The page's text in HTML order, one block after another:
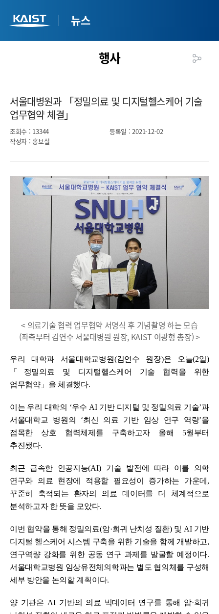
뉴스
행사
서울대병원과 「정밀의료 및 디지털헬스케어 기술
업무협약 체결」​
조회수 : 13344 등록일 : 2021-12-02
작성자 : 홍보실
< 의료기술 협력 업무협약 서명식 후 기념촬영 하는 모습
(좌측부터 김연수 서울대병원 원장, KAIST 이광형 총장) >
우리 대학과 서울대학교병원(김연수 원장)은 오늘(2일)
「 정밀의료 및 디지털헬스케어 기술 협력을 위한
업무협약」 을 체결했다.
이는 우리 대학의 ‘우수 AI 기반 디지털 및 정밀의료 기술’과
서울대학교 병원의 ‘최신 의료 기반 임상 연구 역량’을
접목한 상호 협력체제를 구축하고자 올해 5월부터
추진됐다.
최근 급속한 인공지능(AI) 기술 발전에 따라 이를 의학
연구와 의료 현장에 적용할 필요성이 증가하는 가운데 ,
꾸준히 축적되는 환자의 의료 데이터를 더 체계적으로
분석하고자 한 뜻을 모았다.
이번 협약을 통해 정밀의료(암·희귀 난치성 질환) 및 AI 기반
디지털 헬스케어 시스템 구축을 위한 기술을 함께 개발하고,
연구역량 강화를 위한 공동 연구 과제를 발굴할 예정이다.
서울대학교병원 임상유전체의학과는 별도 협의체를 구성해
세부 방안을 논의할 계획이다.
양 기관은 AI 기반의 의료 빅데이터 연구를 통해 암·희귀